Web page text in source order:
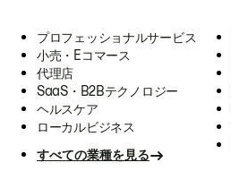
プロフェッショナルサービス
小売・Eコマース
代理店
SaaS・B2Bテクノロジー
ヘルスケア
ローカルビジネス
すべての業種を見る